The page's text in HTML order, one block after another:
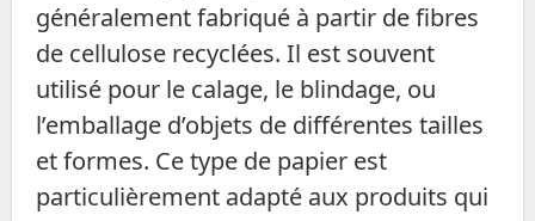
généralement fabriqué à partir de fibres
de cellulose recyclées. Il est souvent
utilisé pour le calage, le blindage, ou
l’emballage d’objets de différentes tailles
et formes. Ce type de papier est
particulièrement adapté aux produits qui